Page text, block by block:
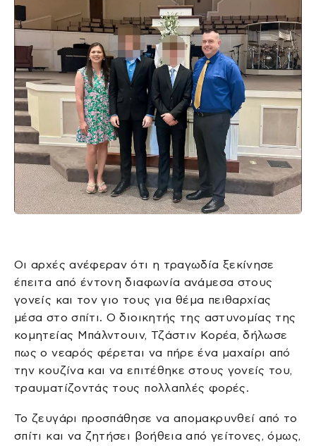
Οι αρχές ανέφεραν ότι η τραγωδία ξεκίνησε
έπειτα από έντονη διαφωνία ανάμεσα στους
γονείς και τον γιο τους για θέμα πειθαρχίας
μέσα στο σπίτι. Ο διοικητής της αστυνομίας της
κομητείας Μπάλντουιν, Τζάστιν Κορέα, δήλωσε
πως ο νεαρός φέρεται να πήρε ένα μαχαίρι από
την κουζίνα και να επιτέθηκε στους γονείς του,
τραυματίζοντάς τους πολλαπλές φορές.
Το ζευγάρι προσπάθησε να απομακρυνθεί από το
σπίτι και να ζητήσει βοήθεια από γείτονες, όμως,